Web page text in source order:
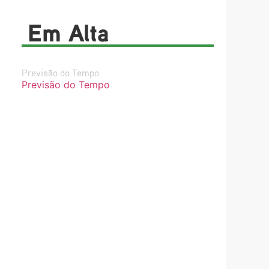
Em Alta
Previsão do Tempo
Previsão do Tempo